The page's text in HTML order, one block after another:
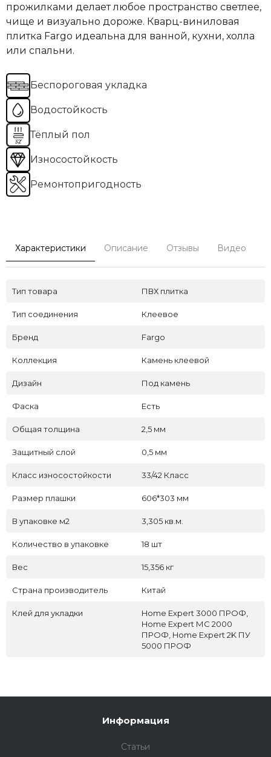
прожилками делает любое пространство светлее,
чище и визуально дороже. Кварц-виниловая
плитка Fargo идеальна для ванной, кухни, холла
или спальни.
Беспороговая укладка
Водостойкость
Тёплый пол
Износостойкость
Ремонтопригодность
Характеристики Описание Отзывы Видео
Тип товара ПВХ плитка
Тип соединения Клеевое
Бренд Fargo
Коллекция Камень клеевой
Дизайн Под камень
Фаска Есть
Общая толщина 2,5 мм
Защитный слой 0,5 мм
Класс износостойкости 33/42 Класс
Размер плашки 606*303 мм
В упаковке м2 3,305 кв.м.
Количество в упаковке 18 шт
Вес 15,356 кг
Страна производитель Китай
Клей для укладки
Home Expert 3000 ПРОФ,
Home Expert МС 2000
ПРОФ, Home Expert 2K ПУ
5000 ПРОФ
Информация
Статьи